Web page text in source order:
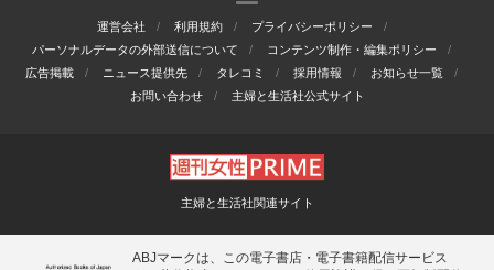
運営会社 利用規約
プライバシーポリシー
パーソナルデータの外部送信について
コンテンツ制作・編集ポリシー
広告掲載
ニュース提供先 タレコミ 採用情報
お知らせ一覧
お問い合わせ
主婦と生活社公式サイト
主婦と生活社関連サイト
ABJマークは、この電子書店・電子書籍配信サービス